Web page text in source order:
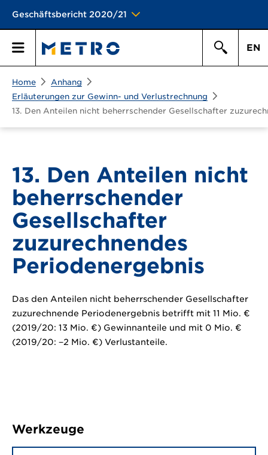
Geschäftsbericht 2020/21
Hauptmen\u00fc
EN
Home
Anhang
Erläuterungen zur Gewinn- und Verlustrechnung
13. Den Anteilen nicht beherrschender Gesellschafter
13. Den Anteilen nicht
beherrschender
Gesellschafter
zuzurechnendes
Periodenergebnis
Das den Anteilen nicht beherrschender Gesellschafter
zuzurechnende Periodenergebnis betrifft mit 11 Mio. €
(2019/20: 13 Mio. €) Gewinnanteile und mit 0 Mio. €
(2019/20: −2 Mio. €) Verlustanteile.
Werkzeuge